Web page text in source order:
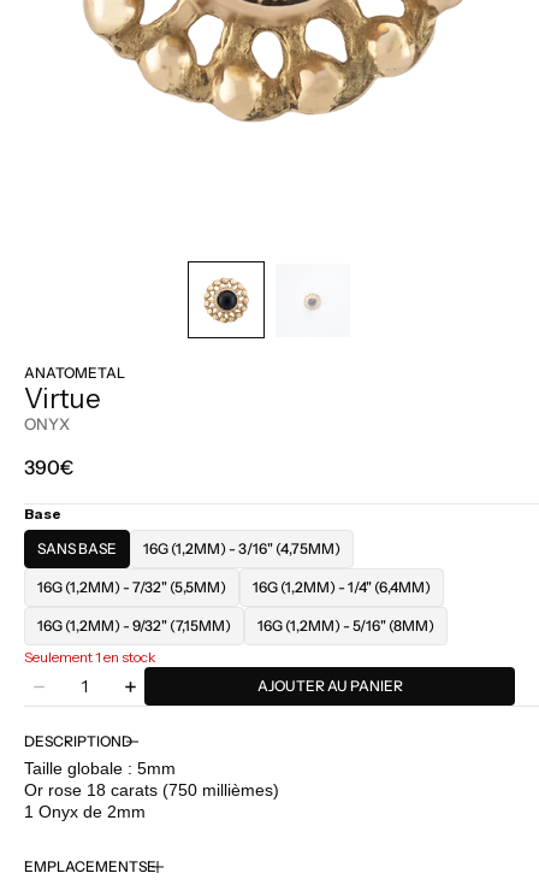
ANATOMETAL
Virtue
ONYX
Prix
390€
Base
SANS BASE
16G (1,2MM) - 3/16" (4,75MM)
16G (1,2MM) - 7/32" (5,5MM) 16G (1,2MM) - 1/4" (6,4MM)
16G (1,2MM) - 9/32" (7,15MM)
16G (1,2MM) - 5/16" (8MM)
Seulement 1 en stock
Diminuer
quantité
pour
Anatometal
-
Virtue
Onyx
Quantité
Augmenter
quantité
pour
Anatometal
-
Onyx
AJOUTER AU PANIER
DESCRIPTION
Taille globale : 5mm
Or rose 18 carats (750 millièmes)
1 Onyx de 2mm
EMPLACEMENTS